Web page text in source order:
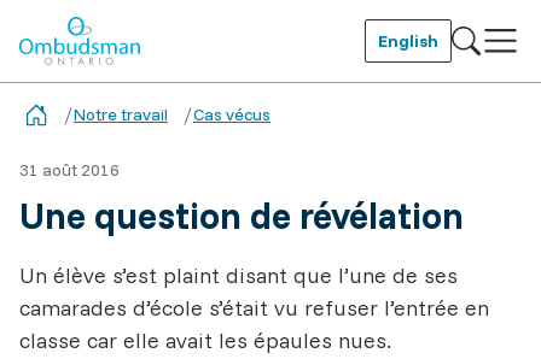
content
English
Notre travail Cas vécus
31 août 2016
Une question de révélation
Un élève s’est plaint disant que l’une de ses
camarades d’école s’était vu refuser l’entrée en
classe car elle avait les épaules nues.